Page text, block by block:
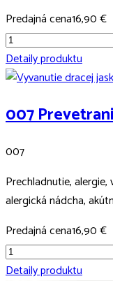
Predajná cena16,90 €
Detaily produktu
007
007
Prechladnutie,
alergická nádcha,
Predajná cena16,90 €
Detaily produktu